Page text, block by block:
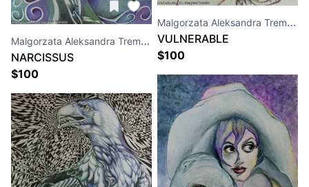
Malgorzata Aleksandra Trembla
NARCISSUS
$100
Malgorzata Aleksandra Trembla
VULNERABLE
$100